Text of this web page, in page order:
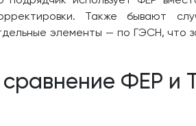
Также бывают
элементы — по ГЭСН, что
ФЕР и